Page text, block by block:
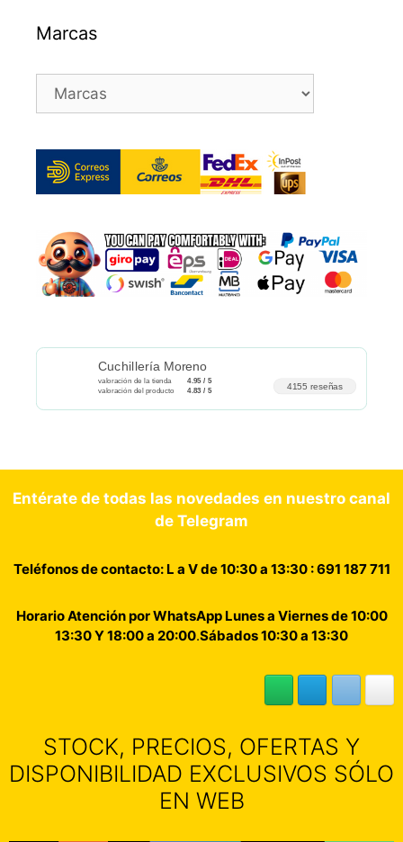
Marcas
Cuchillería Moreno
valoración de la tienda 4.95 / 5
valoración del producto 4.83 / 5 4155 reseñas
Entérate de todas las novedades en nuestro canal
de Telegram
Teléfonos de contacto: L a V de 10:30 a 13:30 : 691 187 711
Horario Atención por WhatsApp Lunes a Viernes de 10:00
13:30 Y 18:00 a 20:00.Sábados 10:30 a 13:30
STOCK, PRECIOS, OFERTAS Y
DISPONIBILIDAD EXCLUSIVOS SÓLO
EN WEB